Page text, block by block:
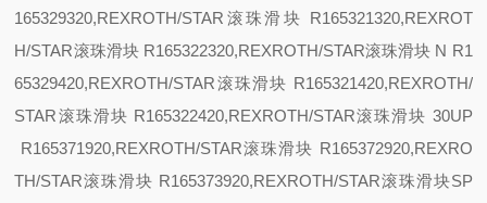
165329320,REXROTH/STAR滚珠滑块 R165321320,REXROT
H/STAR滚珠滑块 R165322320,REXROTH/STAR滚珠滑块 N R1
65329420,REXROTH/STAR滚珠滑块 R165321420,REXROTH/
STAR滚珠滑块 R165322420,REXROTH/STAR滚珠滑块 30UP
R165371920,REXROTH/STAR滚珠滑块 R165372920,REXRO
TH/STAR滚珠滑块 R165373920,REXROTH/STAR滚珠滑块SP